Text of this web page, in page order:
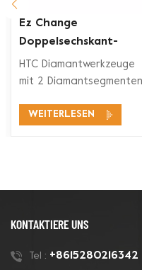
Ez Change
Doppelsechskant-
Segment-Diamant-
Schleifschuh
HTC Diamantwerkzeuge
mit 2 Diamantsegmenten
breites
WEITERLESEN
KONTAKTIERE UNS
Tel : +8615280216342